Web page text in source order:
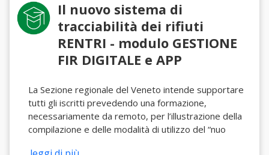
Il nuovo sistema di
tracciabilità dei rifiuti
RENTRI - modulo GESTIONE
FIR DIGITALE e APP
La Sezione regionale del Veneto intende supportare
tutti gli iscritti prevedendo una formazione,
necessariamente da remoto, per l’illustrazione della
compilazione e delle modalità di utilizzo del “nuo